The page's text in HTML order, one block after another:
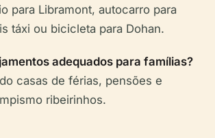
para Libramont, autocarro para
táxi ou bicicleta para Dohan.
adequados para famílias?
casas de férias, pensões e
ribeirinhos.